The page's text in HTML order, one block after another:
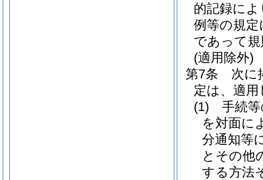
的記録に
例等の規
であって
(適用除外)
第7条
次に
定は、適
(1)
手続
を対面に
分通知等
とその他
する方法